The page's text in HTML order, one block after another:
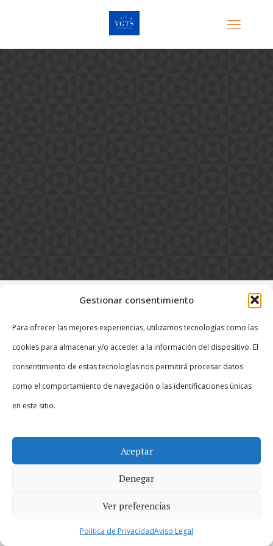
Gestionar consentimiento
Para ofrecer las mejores experiencias, utilizamos tecnologías como las
cookies para almacenar y/o acceder a la información del dispositivo. El
consentimiento de estas tecnologías nos permitirá procesar datos
como el comportamiento de navegación o las identificaciones únicas
en este sitio.
Aceptar
Denegar
Ver preferencias
Política de PrivacidadAviso Legal
There are no posts on the list.
© 2026 Betheme byMuffin group | All Rights Reserved |
Powered byWordPress